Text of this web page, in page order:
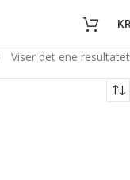
Viser det ene resultatet